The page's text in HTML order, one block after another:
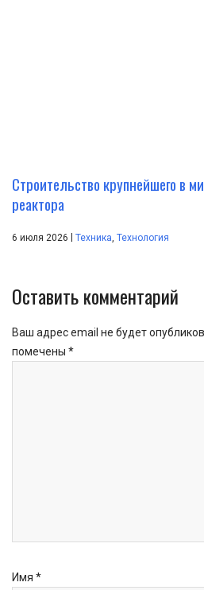
Строительство крупнейшего в
реактора
6 июля 2026 Техника, Технология
Оставить комментарий
Ваш адрес email не будет
помечены *
Имя *